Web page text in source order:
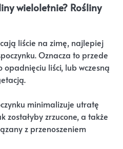
wieloletnie? Rośliny
liście na zimę, najlepiej
Oznacza to przede
opadnięciu liści, lub wczesną
minimalizuje utratę
zostałyby zrzucone, a także
z przenoszeniem